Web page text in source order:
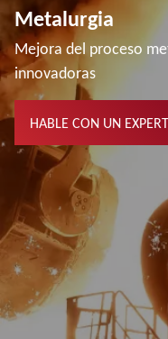
Metalurgia
Mejora del proceso
innovadoras
HABLE CON UN